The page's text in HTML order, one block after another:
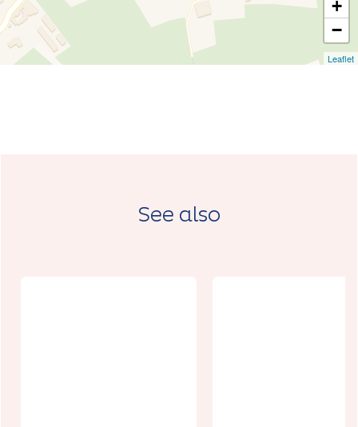
+
−
Leaflet
See also